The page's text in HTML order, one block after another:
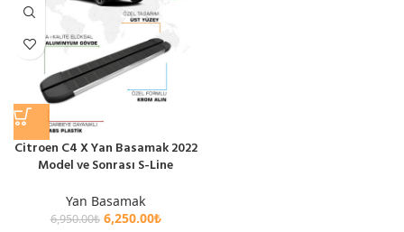
Citroen C4 X Yan Basamak 2022
Model ve Sonrası S-Line
Yan Basamak
6,950.00₺ 6,250.00₺